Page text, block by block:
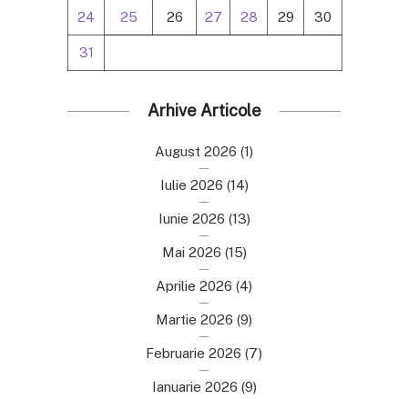
24 25 26 27 28 29 30
31
Arhive Articole
August 2026 (1)
Iulie 2026 (14)
Iunie 2026 (13)
Mai 2026 (15)
Aprilie 2026 (4)
Martie 2026 (9)
Februarie 2026 (7)
Ianuarie 2026 (9)